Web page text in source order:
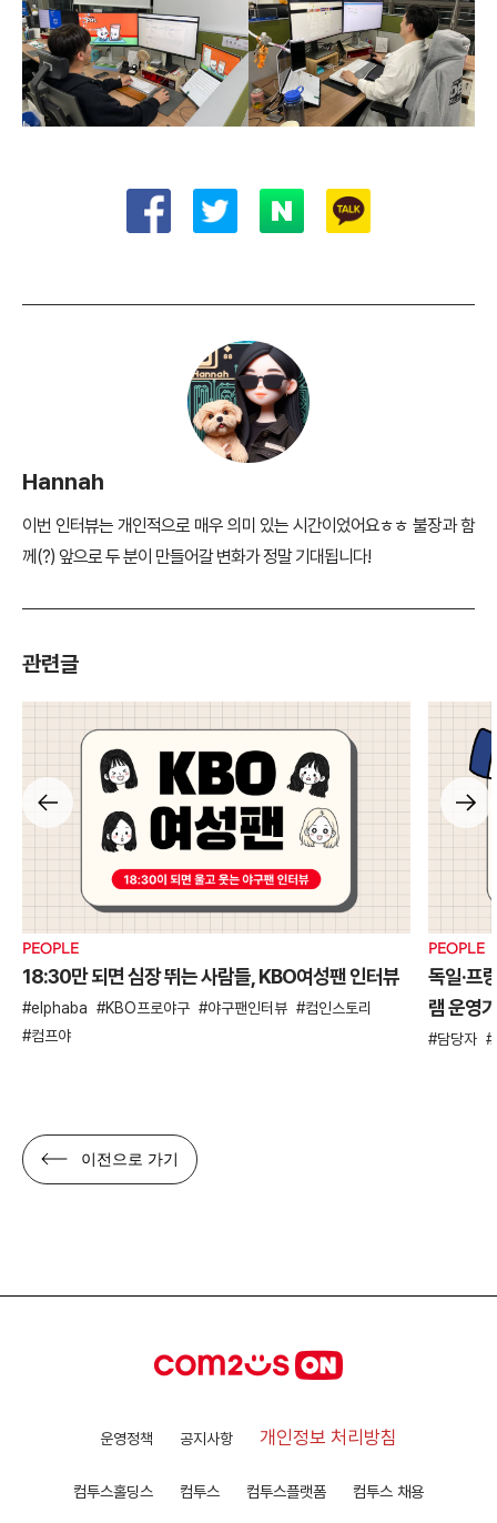
Hannah
이번 인터뷰는 개인적으로 매우 의미 있는 시간이었어요ㅎㅎ 불장과 함
께(?) 앞으로 두 분이 만들어갈 변화가 정말 기대됩니다!
관련글
PEOPLE
18:30만 되면 심장 뛰는 사람들, KBO여성팬 인터뷰
elphaba KBO프로야구 야구팬인터뷰
컴인스토리
컴프야
PEOPLE
독일·프
램 운영기
담당자
이전으로 가기
운영정책 공지사항 개인정보 처리방침
컴투스홀딩스 컴투스 컴투스플랫폼 컴투스 채용